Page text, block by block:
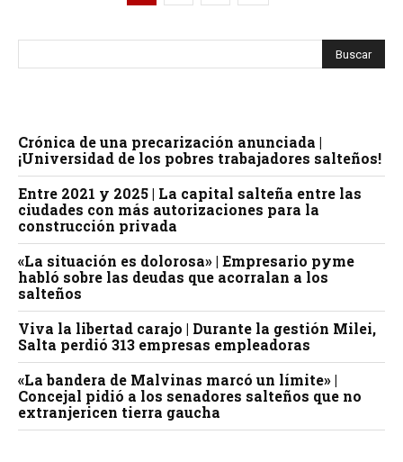
Crónica de una precarización anunciada |
¡Universidad de los pobres trabajadores salteños!
Entre 2021 y 2025 | La capital salteña entre las
ciudades con más autorizaciones para la
construcción privada
«La situación es dolorosa» | Empresario pyme
habló sobre las deudas que acorralan a los
salteños
Viva la libertad carajo | Durante la gestión Milei,
Salta perdió 313 empresas empleadoras
«La bandera de Malvinas marcó un límite» |
Concejal pidió a los senadores salteños que no
extranjericen tierra gaucha